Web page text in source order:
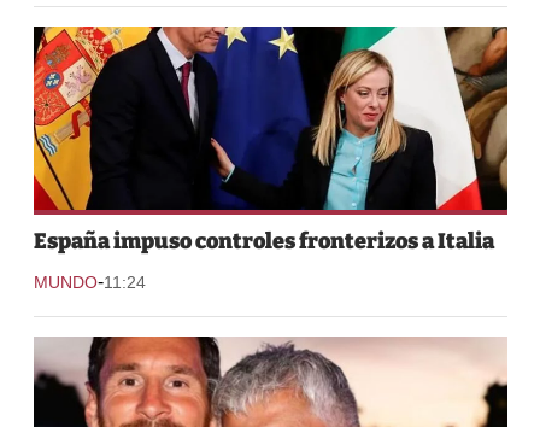
España impuso controles fronterizos a Italia
MUNDO-11:24